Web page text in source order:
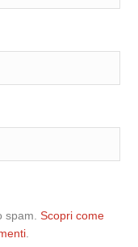
spam.Scopri come